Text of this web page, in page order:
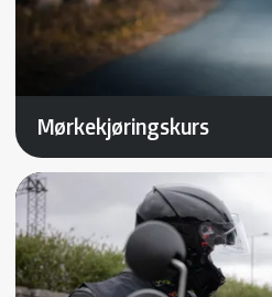
Mørkekjøringskurs